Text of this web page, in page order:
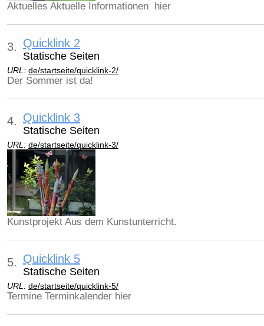
Aktuelles Aktuelle Informationen hier
3. Quicklink 2
Statische Seiten
URL: de/startseite/quicklink-2/
Der Sommer ist da!
4. Quicklink 3
Statische Seiten
URL: de/startseite/quicklink-3/
Kunstprojekt Aus dem Kunstunterricht.
5. Quicklink 5
Statische Seiten
URL: de/startseite/quicklink-5/
Termine Terminkalender hier